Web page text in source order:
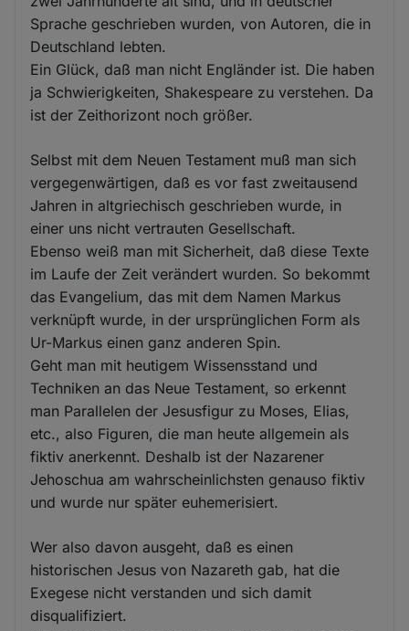
Sprache geschrieben wurden, von Autoren, die in
Deutschland lebten.
Ein Glück, daß man nicht Engländer ist. Die haben
ja Schwierigkeiten, Shakespeare zu verstehen. Da
ist der Zeithorizont noch größer.
Selbst mit dem Neuen Testament muß man sich
vergegenwärtigen, daß es vor fast zweitausend
Jahren in altgriechisch geschrieben wurde, in
einer uns nicht vertrauten Gesellschaft.
Ebenso weiß man mit Sicherheit, daß diese Texte
im Laufe der Zeit verändert wurden. So bekommt
das Evangelium, das mit dem Namen Markus
verknüpft wurde, in der ursprünglichen Form als
Ur-Markus einen ganz anderen Spin.
Geht man mit heutigem Wissensstand und
Techniken an das Neue Testament, so erkennt
man Parallelen der Jesusfigur zu Moses, Elias,
etc., also Figuren, die man heute allgemein als
fiktiv anerkennt. Deshalb ist der Nazarener
Jehoschua am wahrscheinlichsten genauso fiktiv
und wurde nur später euhemerisiert.
Wer also davon ausgeht, daß es einen
historischen Jesus von Nazareth gab, hat die
Exegese nicht verstanden und sich damit
disqualifiziert.